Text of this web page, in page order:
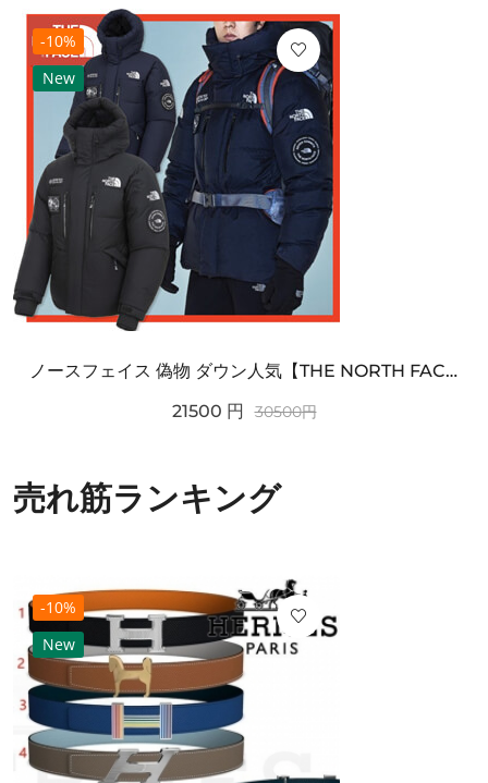
-10%
New
ノースフェイス 偽物 ダウン人気【THE NORTH FACE】M'S 7 SUMMIT HIM...
21500 円 30500円
売れ筋ランキング
-10%
New